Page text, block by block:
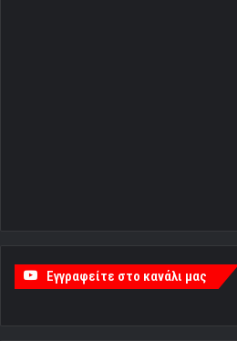
Εγγραφείτε στο κανάλι μας